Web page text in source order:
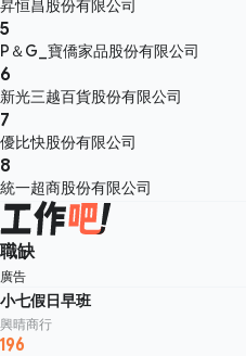
昇恒昌股份有限公司
5
P＆G_寶僑家品股份有限公司
6
新光三越百貨股份有限公司
7
優比快股份有限公司
8
統一超商股份有限公司
職缺
廣告
小七假日早班
興晴商行
196